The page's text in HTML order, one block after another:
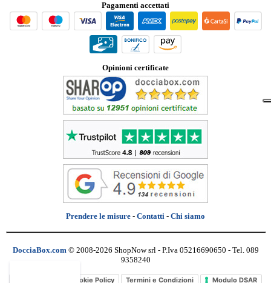
Pagamenti accettati
Opinioni certificate
Prendere le misure - Contatti - Chi siamo
DocciaBox.com © 2008-2026 ShopNow srl - P.Iva 05216690650 - Tel. 089
9358240
Cookie Policy Termini e Condizioni Modulo DSAR